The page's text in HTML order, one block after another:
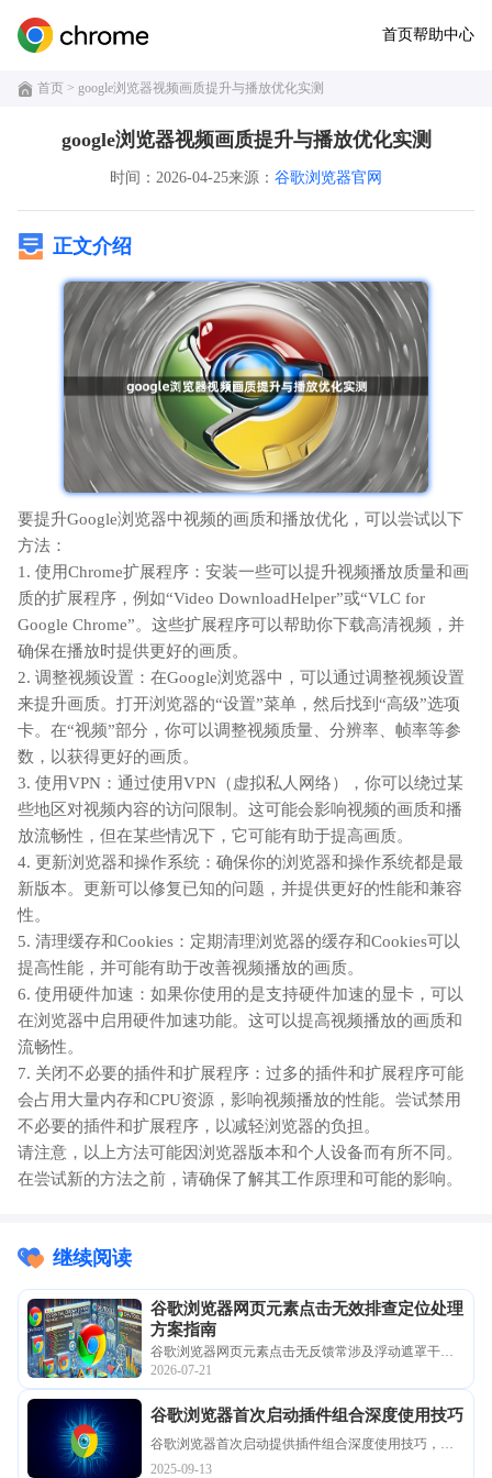
首页帮助中心
首页 > google浏览器视频画质提升与播放优化实测
google浏览器视频画质提升与播放优化实测
时间：2026-04-25来源： 谷歌浏览器官网
正文介绍
要提升Google浏览器中视频的画质和播放优化，可以尝试以下
方法：
1. 使用Chrome扩展程序：安装一些可以提升视频播放质量和画
质的扩展程序，例如“Video DownloadHelper”或“VLC for
Google Chrome”。这些扩展程序可以帮助你下载高清视频，并
确保在播放时提供更好的画质。
2. 调整视频设置：在Google浏览器中，可以通过调整视频设置
来提升画质。打开浏览器的“设置”菜单，然后找到“高级”选项
卡。在“视频”部分，你可以调整视频质量、分辨率、帧率等参
数，以获得更好的画质。
3. 使用VPN：通过使用VPN（虚拟私人网络），你可以绕过某
些地区对视频内容的访问限制。这可能会影响视频的画质和播
放流畅性，但在某些情况下，它可能有助于提高画质。
4. 更新浏览器和操作系统：确保你的浏览器和操作系统都是最
新版本。更新可以修复已知的问题，并提供更好的性能和兼容
性。
5. 清理缓存和Cookies：定期清理浏览器的缓存和Cookies可以
提高性能，并可能有助于改善视频播放的画质。
6. 使用硬件加速：如果你使用的是支持硬件加速的显卡，可以
在浏览器中启用硬件加速功能。这可以提高视频播放的画质和
流畅性。
7. 关闭不必要的插件和扩展程序：过多的插件和扩展程序可能
会占用大量内存和CPU资源，影响视频播放的性能。尝试禁用
不必要的插件和扩展程序，以减轻浏览器的负担。
请注意，以上方法可能因浏览器版本和个人设备而有所不同。
在尝试新的方法之前，请确保了解其工作原理和可能的影响。
继续阅读
谷歌浏览器网页元素点击无效排查定位处理
方案指南
谷歌浏览器网页元素点击无反馈常涉及浮动遮罩干扰
或JS事件绑定冲突。通过控制台追踪点击事件触发链
路，结合DOM层级修复手段，可精准定位并解决交互
失效的难题。
2026-07-21
谷歌浏览器首次启动插件组合深度使用技巧
谷歌浏览器首次启动提供插件组合深度使用技巧，用
户可快速完成配置，提高初次使用便捷性和功能效
2025-09-13